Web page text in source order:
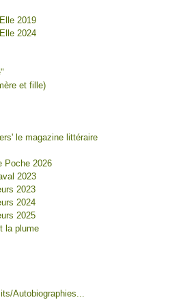
2019
2024
et fille)
le magazine littéraire
Poche 2026
2023
2023
2024
2025
la plume
Autobiographies...